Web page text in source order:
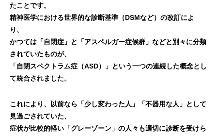
たことです。
精神医学における世界的な診断基準（DSMなど）の改訂によ
り、
かつては「自閉症」と「アスペルガー症候群」などと別々に分類
されていたものが、
「自閉スペクトラム症（ASD）」という一つの連続した概念とし
て統合されました。
これにより、以前なら「少し変わった人」「不器用な人」として
見過ごされていた、
症状が比較的軽い「グレーゾーン」の人々も適切に診断を受けら